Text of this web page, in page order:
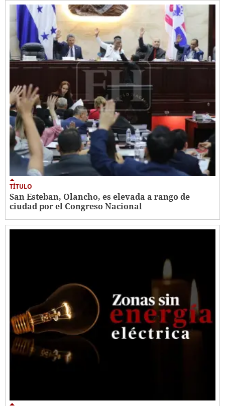
TÍTULO
San Esteban, Olancho, es elevada a rango de
ciudad por el Congreso Nacional